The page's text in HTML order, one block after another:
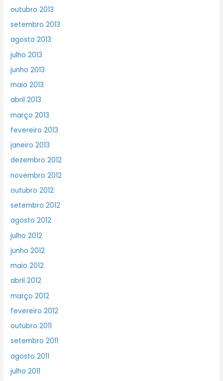
outubro 2013
setembro 2013
agosto 2013
julho 2013
junho 2013
maio 2013
abril 2013
março 2013
fevereiro 2013
janeiro 2013
dezembro 2012
novembro 2012
outubro 2012
setembro 2012
agosto 2012
julho 2012
junho 2012
maio 2012
abril 2012
março 2012
fevereiro 2012
outubro 2011
setembro 2011
agosto 2011
julho 2011